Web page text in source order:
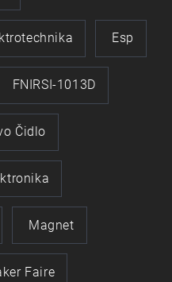
Esp
FNIRSI-1013D
Čidlo
Magnet
Faire